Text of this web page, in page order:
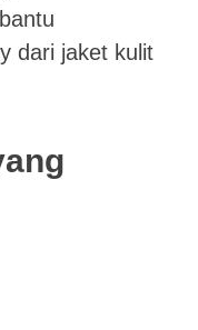
dari jaket kulit